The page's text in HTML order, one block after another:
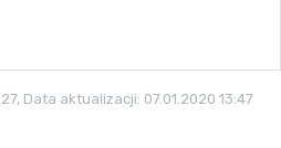
, Data aktualizacji: 07.01.2020 13:47